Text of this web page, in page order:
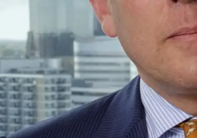
(Voda) en de Regeling op de advocatuur (Roda).